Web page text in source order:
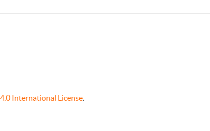
International License.